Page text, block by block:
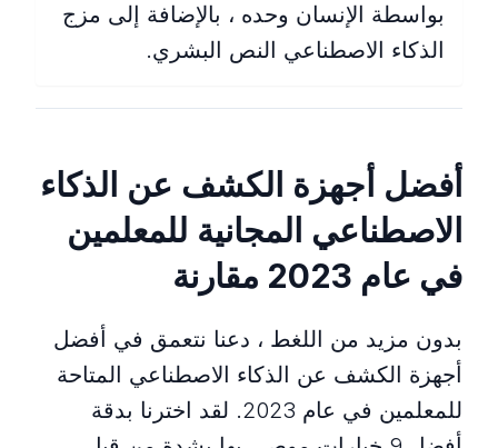
بواسطة الإنسان وحده ، بالإضافة إلى مزج
الذكاء الاصطناعي النص البشري.
أفضل أجهزة الكشف عن الذكاء
الاصطناعي المجانية للمعلمين
في عام 2023 مقارنة
بدون مزيد من اللغط ، دعنا نتعمق في أفضل
أجهزة الكشف عن الذكاء الاصطناعي المتاحة
للمعلمين في عام 2023. لقد اخترنا بدقة